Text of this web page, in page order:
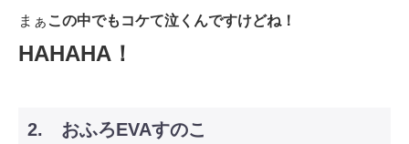
まぁ この中でもコケて泣くんですけどね！
HAHAHA！
2. おふろEVAすのこ